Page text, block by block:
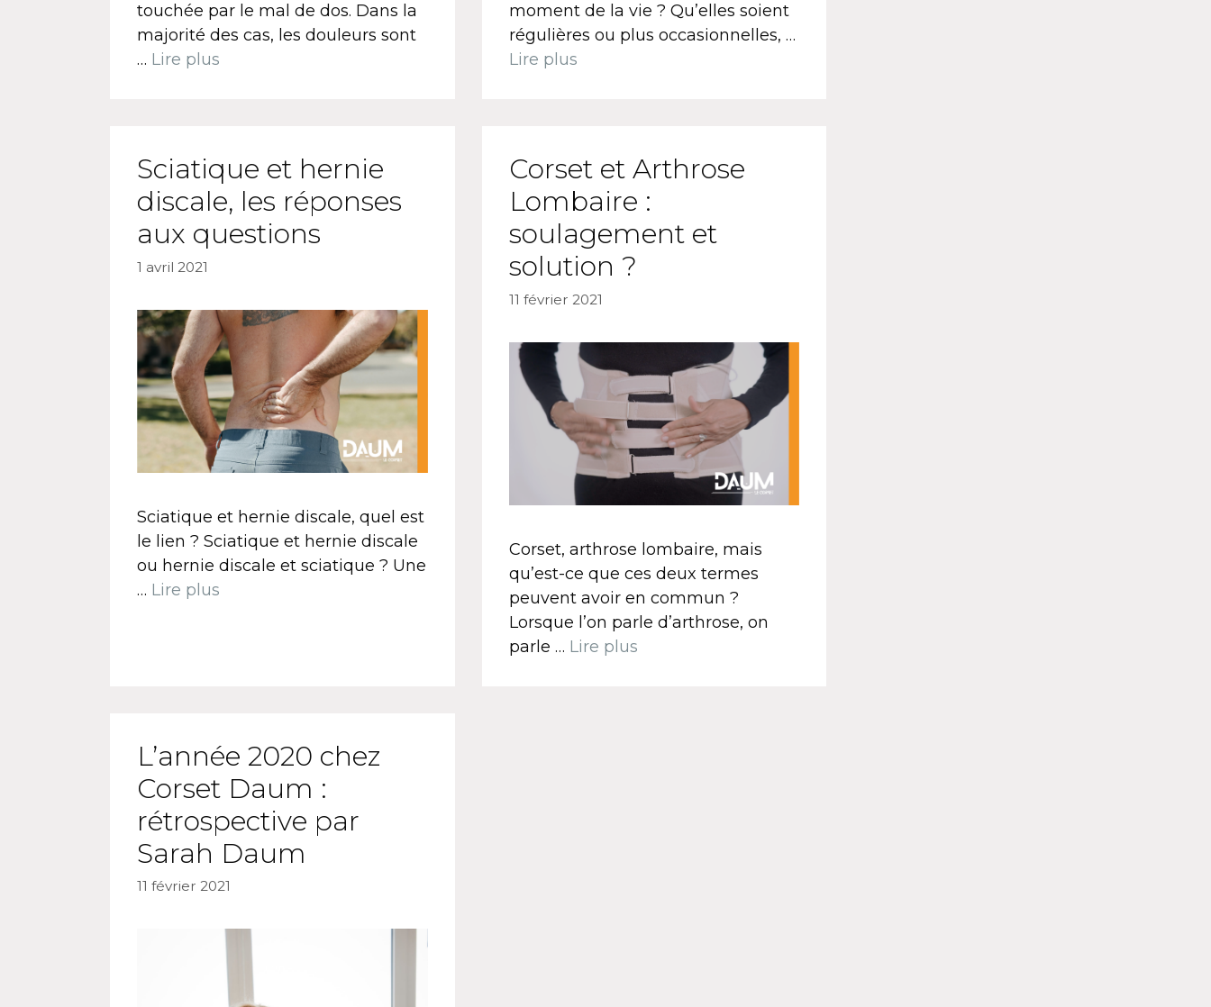
touchée par le mal de dos. Dans la
majorité des cas, les douleurs sont
… Lire plus
moment de la vie ? Qu’elles soient
régulières ou plus occasionnelles, …
Lire plus
Sciatique et hernie
discale, les réponses
aux questions
1 avril 2021
Sciatique et hernie discale, quel est
le lien ? Sciatique et hernie discale
ou hernie discale et sciatique ? Une
… Lire plus
Corset et Arthrose
Lombaire :
soulagement et
solution ?
11 février 2021
Corset, arthrose lombaire, mais
qu’est-ce que ces deux termes
peuvent avoir en commun ?
Lorsque l’on parle d’arthrose, on
parle … Lire plus
L’année 2020 chez
Corset Daum :
rétrospective par
Sarah Daum
11 février 2021